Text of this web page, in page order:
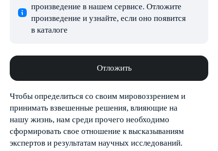
произведение в нашем сервисе. Отложите
произведение и узнайте, если оно появится
в каталоге
Отложить
Чтобы определиться со своим мировоззрением и
принимать взвешенные решения, влияющие на
нашу жизнь, нам среди прочего необходимо
сформировать свое отношение к высказываниям
экспертов и результатам научных исследований.